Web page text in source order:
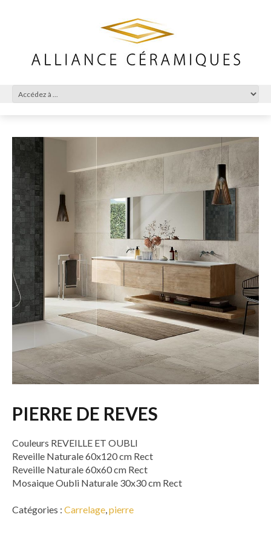
PIERRE DE REVES
Couleurs REVEILLE ET OUBLI
Reveille Naturale 60x120 cm Rect
Reveille Naturale 60x60 cm Rect
Mosaique Oubli Naturale 30x30 cm Rect
Catégories : Carrelage,pierre